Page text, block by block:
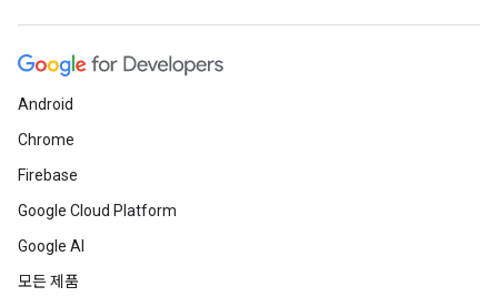
Android
Chrome
Firebase
Google Cloud Platform
Google AI
모든 제품